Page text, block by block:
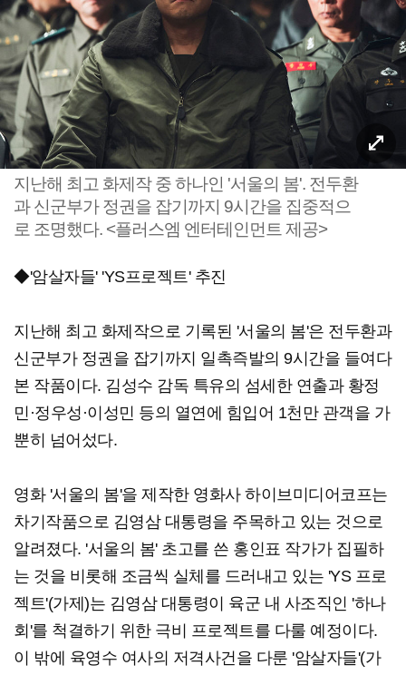
지난해 최고 화제작 중 하나인 '서울의 봄'. 전두환
과 신군부가 정권을 잡기까지 9시간을 집중적으
로 조명했다. <플러스엠 엔터테인먼트 제공>
◆'암살자들' 'YS프로젝트' 추진
지난해 최고 화제작으로 기록된 '서울의 봄'은 전두환과
신군부가 정권을 잡기까지 일촉즉발의 9시간을 들여다
본 작품이다. 김성수 감독 특유의 섬세한 연출과 황정
민·정우성·이성민 등의 열연에 힘입어 1천만 관객을 가
뿐히 넘어섰다.
영화 '서울의 봄'을 제작한 영화사 하이브미디어코프는
차기작품으로 김영삼 대통령을 주목하고 있는 것으로
알려졌다. '서울의 봄' 초고를 쓴 홍인표 작가가 집필하
는 것을 비롯해 조금씩 실체를 드러내고 있는 'YS 프로
젝트'(가제)는 김영삼 대통령이 육군 내 사조직인 '하나
회'를 척결하기 위한 극비 프로젝트를 다룰 예정이다.
이 밖에 육영수 여사의 저격사건을 다룬 '암살자들'(가